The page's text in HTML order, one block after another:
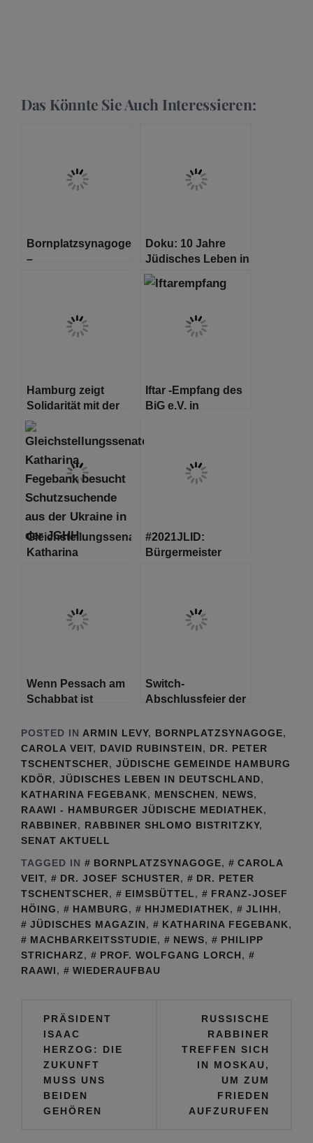
Das Könnte Sie Auch Interessieren:
Bornplatzsynagoge
–
Wandel Lorch
Götze Wach
Doku: 10 Jahre
Jüdisches Leben in
Hamburg mit dem
Landesrabbiner
Hamburg zeigt
Solidarität mit der
Ukraine
Iftar -Empfang des
BiG e.V. in
Gleichstellungssenatorin
Katharina
der Jüdischen
Gemeinde
#2021JLID:
Bürgermeister
Gemeinden im
Hamburger
Wenn Pessach am
Schabbat ist
Switch-
Abschlussfeier der
POSTED IN ARMIN LEVY, BORNPLATZSYNAGOGE,
CAROLA VEIT, DAVID RUBINSTEIN, DR. PETER
TSCHENTSCHER, JÜDISCHE GEMEINDE HAMBURG
KDÖR, JÜDISCHES LEBEN IN DEUTSCHLAND,
KATHARINA FEGEBANK, MENSCHEN, NEWS,
RAAWI - HAMBURGER JÜDISCHE MEDIATHEK,
RABBINER, RABBINER SHLOMO BISTRITZKY,
SENAT AKTUELL
TAGGED IN
BORNPLATZSYNAGOGE,
CAROLA
VEIT, DR. JOSEF SCHUSTER,
DR. PETER
TSCHENTSCHER, EIMSBÜTTEL,
FRANZ-JOSEF
HÖING, HAMBURG, HHJMEDIATHEK, JLIHH,
JÜDISCHES MAGAZIN, KATHARINA FEGEBANK,
MACHBARKEITSSTUDIE, NEWS,
PHILIPP
STRICHARZ, PROF. WOLFGANG LORCH,
RAAWI, WIEDERAUFBAU
Beitragsnavigation
PRÄSIDENT
ISAAC
HERZOG: DIE
ZUKUNFT
MUSS UNS
BEIDEN
GEHÖREN
RUSSISCHE
RABBINER
TREFFEN SICH
IN MOSKAU,
UM ZUM
FRIEDEN
AUFZURUFEN